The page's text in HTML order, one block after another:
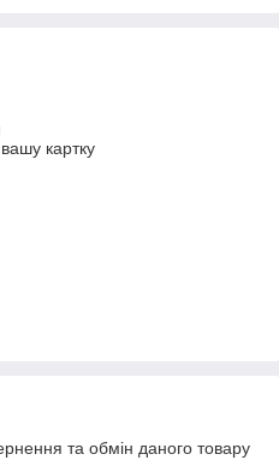
картку
та обмін даного товару